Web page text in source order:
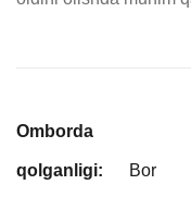
Omborda
qolganligi: Bor